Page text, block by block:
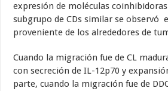
expresión de moléculas coinhibidoras
subgrupo de CDs similar se observó
proveniente de los alrededores de
Cuando la migración fue de CL
con secreción de IL-12p70 y
parte, cuando la migración fue de